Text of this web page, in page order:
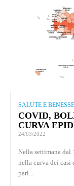
SALUTE E
COVID,
CURVA
24/03/2022
Nella settimana dal
nella curva dei
pari...